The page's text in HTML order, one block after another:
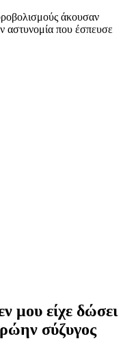
άκουσαν
αστυνομία που έσπευσε
μου είχε δώσει
σύζυγος